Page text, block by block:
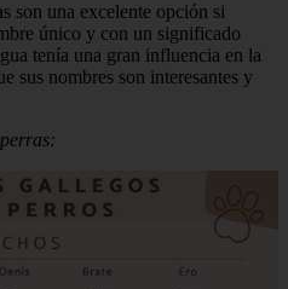
son una excelente opción si
único y con un significado
tenía una gran influencia en la
sus nombres son interesantes y